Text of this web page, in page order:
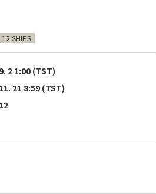
SHIPS
2 1:00 (TST)
21 8:59 (TST)